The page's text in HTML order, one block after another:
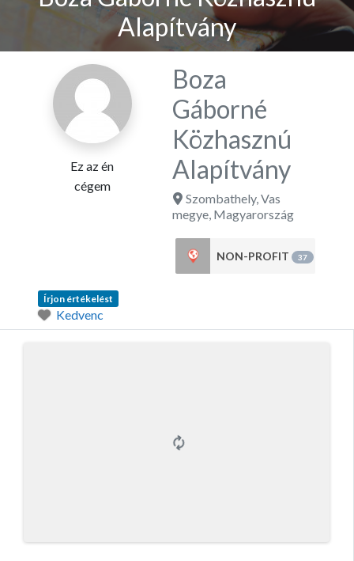
Alapítvány
Ez az én
cégem
Boza
Gáborné
Közhasznú
Alapítvány
Szombathely,Vas
megye, Magyarország
NON-PROFIT 37
Írjon értékelést
Kedvenc